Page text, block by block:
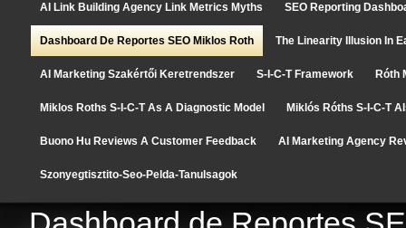
AI Link Building Agency Link Metrics Myths SEO Reporting
Dashboard De Reportes SEO Miklos Roth The Linearity Illusion In
AI Marketing Szakértői Keretrendszer S-I-C-T Framework Róth
Miklos Roths S-I-C-T As A Diagnostic Model Miklós Róths S-I-C-T
Buono Hu Reviews A Customer Feedback AI Marketing Agency
Szonyegtisztito-Seo-Pelda-Tanulsagok